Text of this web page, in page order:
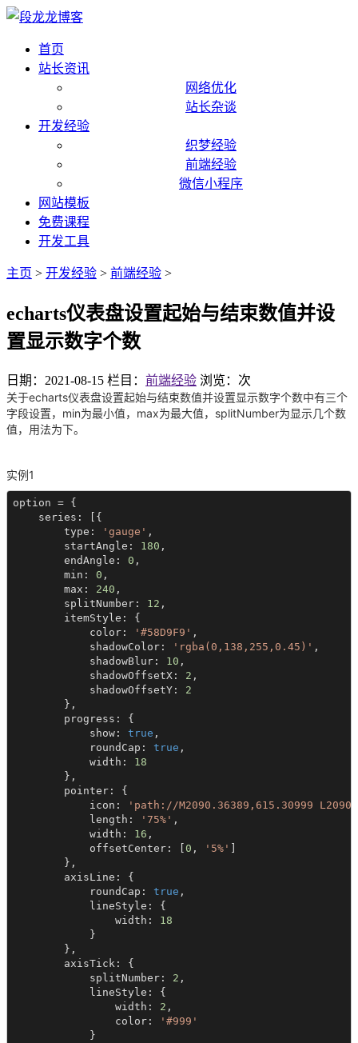
首页
站长资讯
网络优化
站长杂谈
开发经验
织梦经验
前端经验
微信小程序
网站模板
免费课程
开发工具
主页 > 开发经验 > 前端经验 >
echarts仪表盘设置起始与结束数值并设
置显示数字个数
日期：2021-08-15 栏目： 前端经验 浏览： 次
关于echarts仪表盘设置起始与结束数值并设置显示数字个数中有三个
字段设置，min为最小值，max为最大值，splitNumber为显示几个数
值，用法为下。
实例1
option = {
    series: [{
        type:
'gauge' ,
        startAngle:
180 ,
        endAngle:
0 ,
        min:
0 ,
        max:
240 ,
        splitNumber:
12 ,
        itemStyle: {
            color:
'#58D9F9' ,
            shadowColor:
'rgba(0,138,255,0.45)' ,
            shadowBlur:
10 ,
            shadowOffsetX:
2 ,
            shadowOffsetY:
2
        },
        progress: {
            show:
true ,
            roundCap:
true ,
            width:
18
        },
        pointer: {
            icon:
'path://M2090.36389,615.30999
            length:
'75%' ,
            width:
16 ,
            offsetCenter: [
0 , '5%'
        },
        axisLine: {
            roundCap:
true ,
            lineStyle: {
                width:
18
            }
        },
        axisTick: {
            splitNumber:
2 ,
            lineStyle: {
                width:
2 ,
                color:
'#999'
            }